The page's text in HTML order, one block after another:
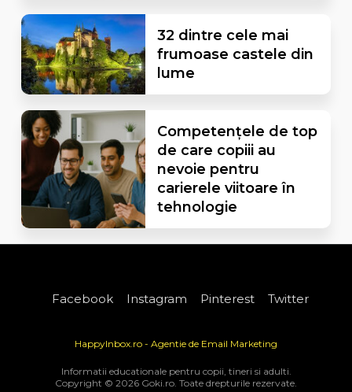
32 dintre cele mai
frumoase castele din
lume
Competențele de top
de care copiii au
nevoie pentru
carierele viitoare în
tehnologie
Facebook Instagram Pinterest Twitter
HappyInbox.ro - Agentie de Email Marketing
Informatii educationale pentru copii, tineri si adulti.
Copyright © 2026 Goki.ro. Toate drepturile rezervate.